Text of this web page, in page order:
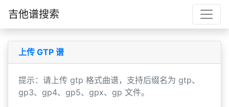
吉他谱搜索
上传 GTP 谱
提示：请上传 gtp 格式曲谱，支持后缀名为 gtp、
gp3、gp4、gp5、gpx、gp 文件。